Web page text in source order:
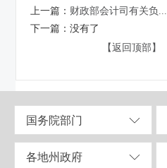
上一篇： 财政部会计司有关负...
下一篇：没有了
【返回顶部】
国务院部门
各地州政府